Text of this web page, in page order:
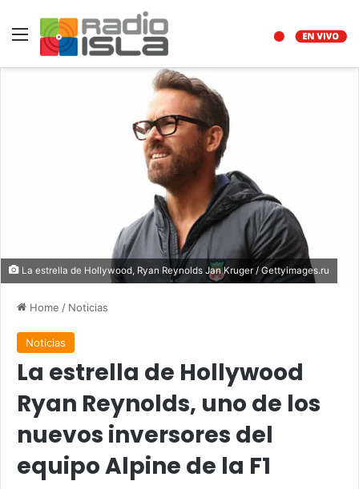
Menu
La estrella de Hollywood, Ryan Reynolds Jan Kruger / Gettyimages.ru
Home / Noticias
Noticias
La estrella de Hollywood
Ryan Reynolds, uno de los
nuevos inversores del
equipo Alpine de la F1